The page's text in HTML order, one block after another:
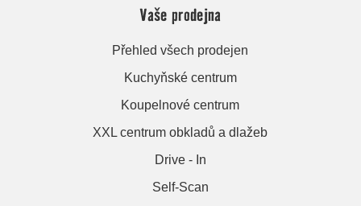
Vaše prodejna
Přehled všech prodejen
Kuchyňské centrum
Koupelnové centrum
XXL centrum obkladů a dlažeb
Drive - In
Self-Scan